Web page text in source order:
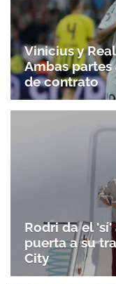
Vinicius y
Ambas
de contrato
Rodri da el
puerta a su
City